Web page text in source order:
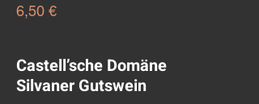
6,50 €
Castell’sche Domäne
Silvaner Gutswein